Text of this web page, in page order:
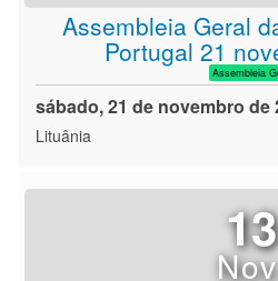
Assembleia Geral
Portugal 21
Assembleia
sábado, 21 de novembro de
Lituânia
13